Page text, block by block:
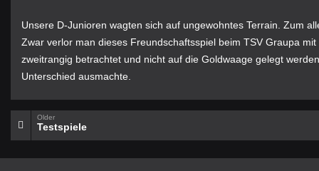
Unsere D-Junioren wagten sich auf ungewohntes Terrain. Zum
Zwar verlor man dieses Freundschaftsspiel beim TSV Graupa
zweitrangig betrachtet und nicht auf die Goldwaage gelegt
Unterschied ausmachte.
Older
Testspiele